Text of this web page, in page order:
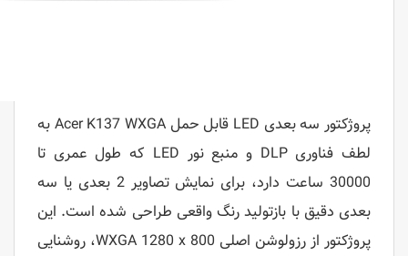
پروژکتور سه بعدی LED قابل حمل Acer K137 WXGA به
لطف فناوری DLP و منبع نور LED که طول عمری تا
30000 ساعت دارد، برای نمایش تصاویر 2 بعدی یا سه
بعدی دقیق با بازتولید رنگ واقعی طراحی شده است. این
پروژکتور از رزولوشن اصلی WXGA 1280 x 800، روشنایی